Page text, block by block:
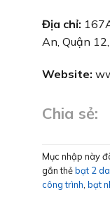
Địa chỉ:
An, Quận
Website:
Chia sẻ:
Mục nhập này
gắn thẻbạt 2 da
công trình, bạt